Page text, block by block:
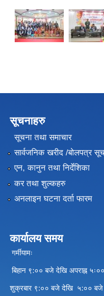
सूचनाहरु
सूचना तथा समाचार
सार्वजनिक खरीद /बोलपत्र
एन, कानुन तथा निर्देशिका
कर तथा शुल्कहरु
अनलाइन घटना दर्ता फारम
कार्यालय समय
गर्मीयामः
बिहान ९:०० बजे देखि अपराह्न
शुक्रबार ९:०० बजे देखि ५:०० बजे